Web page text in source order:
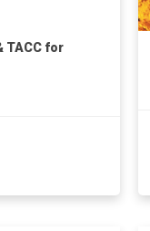
TACC for